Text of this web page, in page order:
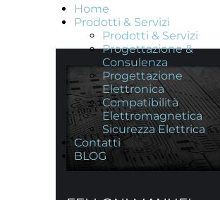
Home
Prodotti & Servizi
Prodotti & Servizi
Progettazione &
Consulenza
Progettazione
Elettronica
Compatibilità
Elettromagnetica
Sicurezza Elettrica
Contatti
BLOG